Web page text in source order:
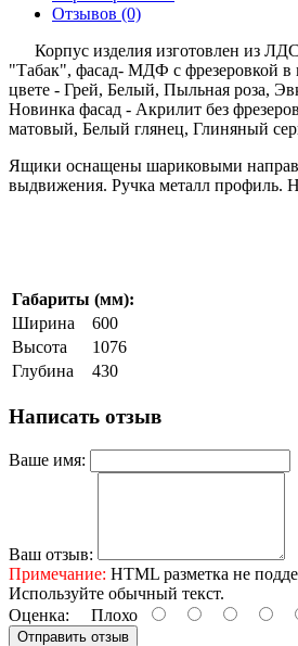
Отзывов (0)
Корпус изделия изготовлен из
"Табак", фасад- МДФ с фрезеровкой
цвете - Грей, Белый, Пыльная роза,
Новинка фасад - Акрилит без
матовый, Белый глянец, Глиняный
Ящики оснащены шариковыми
выдвижения. Ручка металл профиль.
Габариты (мм):
Ширина
600
Высота
1076
Глубина
430
Написать отзыв
Ваше имя:
Ваш отзыв:
Примечание: HTML разметка не
Используйте обычный текст.
Оценка: Плохо
Отправить отзыв